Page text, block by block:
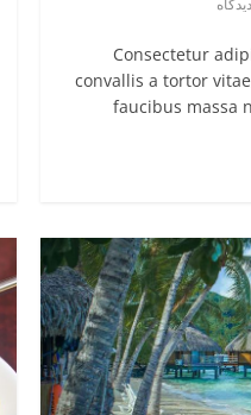
Consectetur
convallis a tortor
faucibus massa